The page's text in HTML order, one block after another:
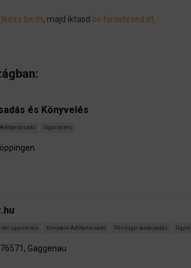
be itt, majd iktasd be hirdetésed itt
és Könyvelés
Ügyintézés
ügyintézés Könyvelő-Adótanácsadó Pénzügyi tanácsadás
Gaggenau